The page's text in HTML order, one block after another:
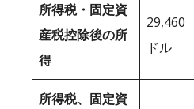
所得税・固定資
産税控除後の所
得
29,460
ドル
所得税、固定資